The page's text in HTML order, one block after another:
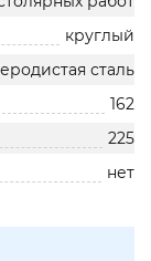
круглый
сталь
162
225
нет